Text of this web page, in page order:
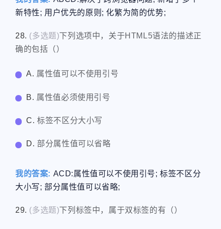
新特性; 用户优先的原则; 化繁为简的优势;
28. (多选题)下列选项中，关于HTML5语法的描述正
确的包括（）
A. 属性值可以不使用引号
B. 属性值必须使用引号
C.标签不区分大小写
D.部分属性值可以省略
我的答案: ACD:属性值可以不使用引号; 标签不区分
大小写; 部分属性值可以省略;
29. (多选题)下列标签中，属于双标签的有（）